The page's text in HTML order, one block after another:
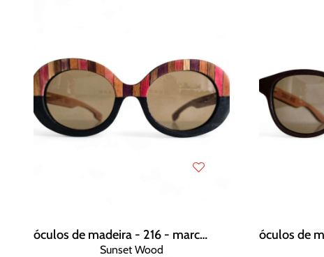
óculos de madeira - 216 - marchetaria
Sunset Wood